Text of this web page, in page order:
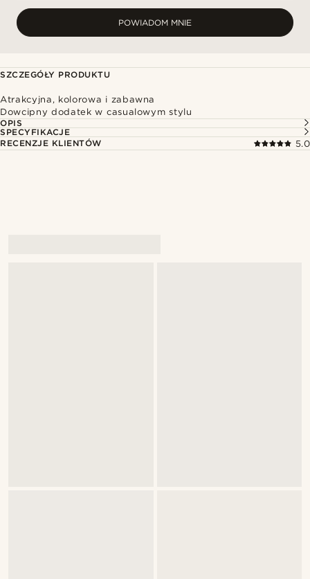
POWIADOM MNIE
SZCZEGÓŁY PRODUKTU
Atrakcyjna, kolorowa i zabawna
Dowcipny dodatek w casualowym stylu
OPIS
SPECYFIKACJE
RECENZJE KLIENTÓW
5.0